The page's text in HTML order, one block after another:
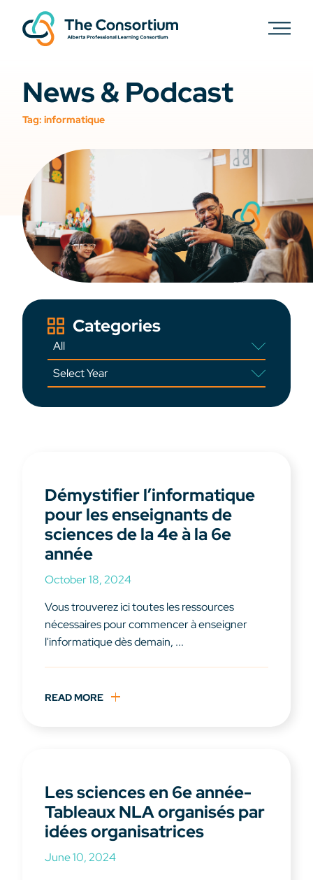
News & Podcast
Tag: informatique
Categories
Démystifier l’informatique
pour les enseignants de
sciences de la 4e à la 6e
année
October 18, 2024
Vous trouverez ici toutes les ressources
nécessaires pour commencer à enseigner
l'informatique dès demain, ...
READ MORE
Les sciences en 6e année-
Tableaux NLA organisés par
idées organisatrices
June 10, 2024